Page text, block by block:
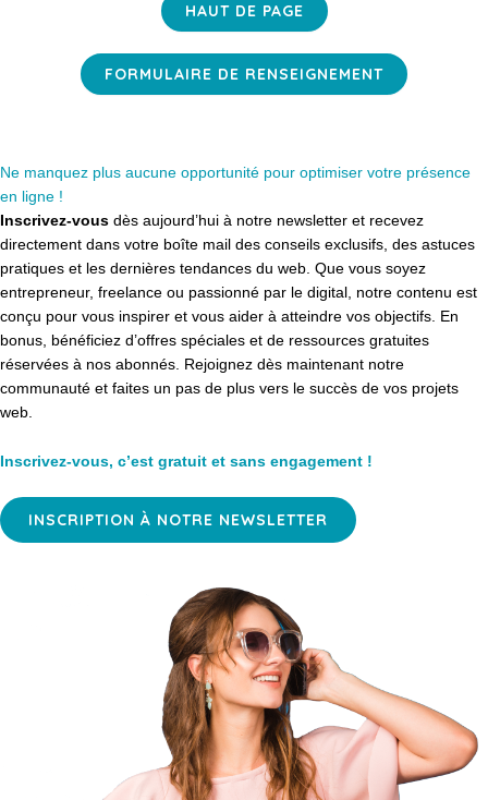
HAUT DE PAGE
FORMULAIRE DE RENSEIGNEMENT
Ne manquez plus aucune opportunité pour optimiser votre présence
en ligne !
Inscrivez-vous dès aujourd’hui à notre newsletter et recevez
directement dans votre boîte mail des conseils exclusifs, des astuces
pratiques et les dernières tendances du web. Que vous soyez
entrepreneur, freelance ou passionné par le digital, notre contenu est
conçu pour vous inspirer et vous aider à atteindre vos objectifs. En
bonus, bénéficiez d’offres spéciales et de ressources gratuites
réservées à nos abonnés. Rejoignez dès maintenant notre
communauté et faites un pas de plus vers le succès de vos projets
web.
Inscrivez-vous, c’est gratuit et sans engagement !
INSCRIPTION À NOTRE NEWSLETTER